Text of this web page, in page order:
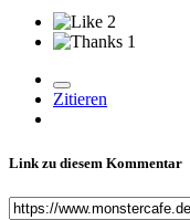
2
1
Zitieren
Link zu diesem Kommentar